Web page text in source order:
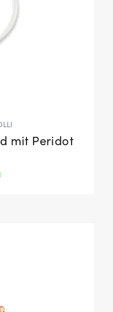
mit Peridot